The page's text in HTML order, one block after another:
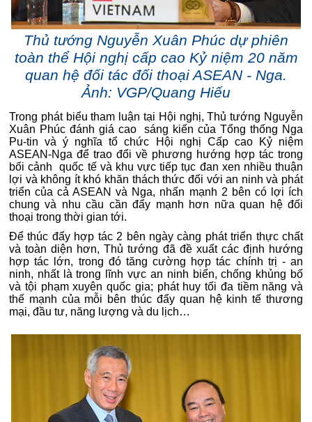
Thủ tướng Nguyễn Xuân Phúc dự phiên
toàn thể Hội nghị cấp cao Kỷ niệm 20 năm
quan hệ đối tác đối thoại ASEAN - Nga.
Ảnh: VGP/Quang Hiếu
Trong phát biểu tham luận tại Hội nghị, Thủ tướng Nguyễn
Xuân Phúc đánh giá cao sáng kiến của Tổng thống Nga
Pu-tin và ý nghĩa tổ chức Hội nghị Cấp cao Kỷ niệm
ASEAN-Nga để trao đổi về phương hướng hợp tác trong
bối cảnh quốc tế và khu vực tiếp tục đan xen nhiều thuận
lợi và không ít khó khăn thách thức đối với an ninh và phát
triển của cả ASEAN và Nga, nhấn mạnh 2 bên có lợi ích
chung và nhu cầu cần đẩy mạnh hơn nữa quan hệ đối
thoại trong thời gian tới.
Để thúc đẩy hợp tác 2 bên ngày càng phát triển thực chất
và toàn diện hơn, Thủ tướng đã đề xuất các định hướng
hợp tác lớn, trong đó tăng cường hợp tác chính trị - an
ninh, nhất là trong lĩnh vực an ninh biển, chống khủng bố
và tội phạm xuyên quốc gia; phát huy tối đa tiềm năng và
thế mạnh của mỗi bên thúc đẩy quan hệ kinh tế thương
mại, đầu tư, năng lượng và du lịch…